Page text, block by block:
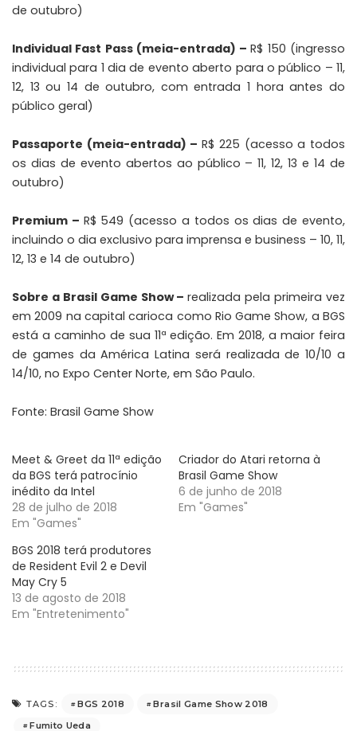
de outubro)
Individual Fast Pass (meia-entrada) –R$ 150 (ingresso
individual para 1 dia de evento aberto para o público – 11,
12, 13 ou 14 de outubro, com entrada 1 hora antes do
público geral)
Passaporte (meia-entrada) –R$ 225 (acesso a todos
os dias de evento abertos ao público – 11, 12, 13 e 14 de
outubro)
Premium – R$ 549 (acesso a todos os dias de evento,
incluindo o dia exclusivo para imprensa e business – 10, 11,
12, 13 e 14 de outubro)
Sobre a Brasil Game Show –realizada pela primeira vez
em 2009 na capital carioca como Rio Game Show, a BGS
está a caminho de sua 11ª edição. Em 2018, a maior feira
de games da América Latina será realizada de 10/10 a
14/10, no Expo Center Norte, em São Paulo.
Fonte: Brasil Game Show
Meet & Greet da 11ª edição
da BGS terá patrocínio
inédito da Intel
28 de julho de 2018
Em "Games"
Criador do Atari retorna à
Brasil Game Show
6 de junho de 2018
Em "Games"
BGS 2018 terá produtores
de Resident Evil 2 e Devil
May Cry 5
13 de agosto de 2018
Em "Entretenimento"
TAGS: BGS 2018
Brasil Game Show 2018
Fumito Ueda